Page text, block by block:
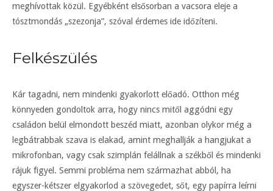
meghívottak közül. Egyébként elsősorban a vacsora eleje a
tósztmondás „szezonja”, szóval érdemes ide időzíteni.
Felkészülés
Kár tagadni, nem mindenki gyakorlott előadó. Otthon még
könnyeden gondoltok arra, hogy nincs mitől aggódni egy
családon belül elmondott beszéd miatt, azonban olykor még a
legbátrabbak szava is elakad, amint meghallják a hangjukat a
mikrofonban, vagy csak szimplán felállnak a székből és mindenki
rájuk figyel. Semmi probléma nem származhat abból, ha
egyszer-kétszer elgyakorlod a szövegedet, sőt, egy papírra leírni